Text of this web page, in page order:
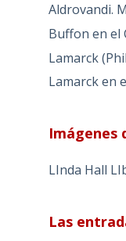
Aldrovandi.
Buffon en el
Lamarck
Lamarck en
Imágenes
LInda Hall
Las